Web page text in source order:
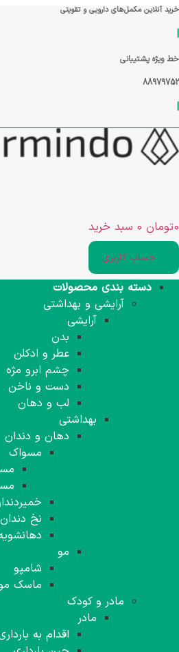
پرش
به
محتوا
خرید آنلاین مکمل‌های دارویی و تقویتی
|
خط ویژه پشتیبانی
88979752
|
0تومان 0 سبد خرید
حساب کاربری
دسته بندی محصولات
آرایشی و بهداشتی
آرایشی
بدن
عطر و ادکلن
چشم ابرو مژه
دست و ناخن
لب و دهان
بهداشتی
دهان و دندان
مسواک
نخ دندان
مو
شامپو
ماسک
مادر و کودک
مادر
اقدام به